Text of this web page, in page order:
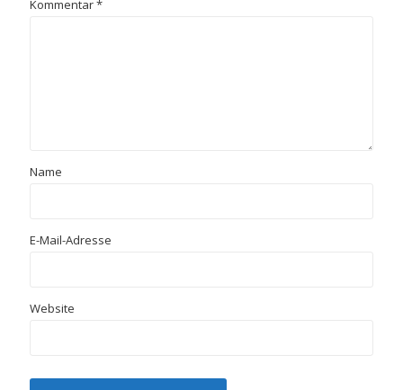
Kommentar*
Name
E-Mail-Adresse
Website